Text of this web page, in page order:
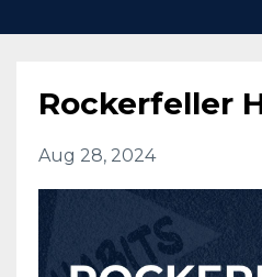
Rockerfeller
Aug 28, 2024